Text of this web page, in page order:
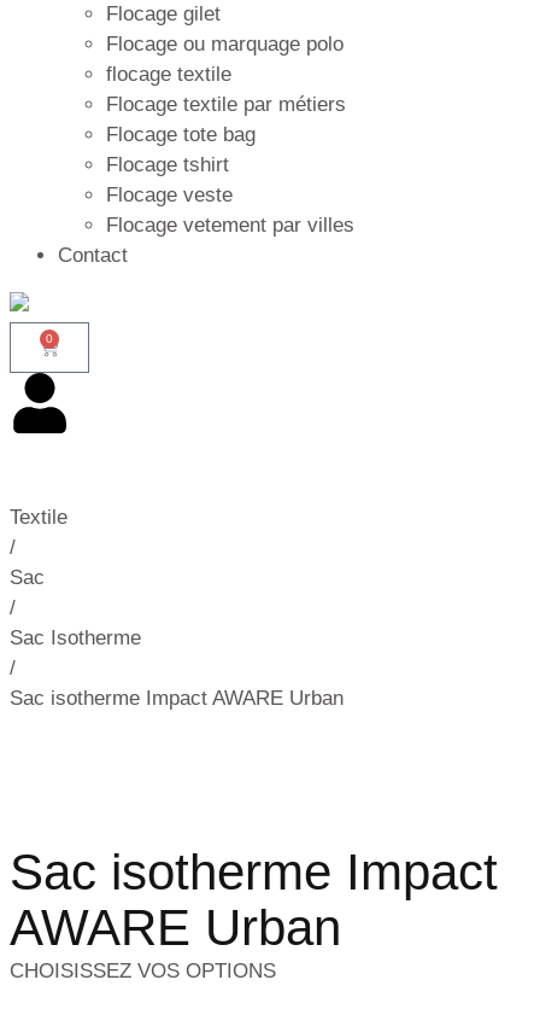
Flocage gilet
Flocage ou marquage polo
flocage textile
Flocage textile par métiers
Flocage tote bag
Flocage tshirt
Flocage veste
Flocage vetement par villes
Contact
0
Textile
/
Sac
/
Sac Isotherme
/
Sac isotherme Impact AWARE Urban
Sac isotherme Impact
AWARE Urban
CHOISISSEZ VOS OPTIONS